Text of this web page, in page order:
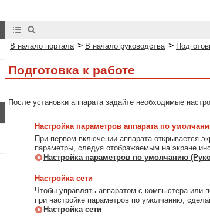
В начало портала > В начало руководства >
Подготовка к работе
После установки аппарата задайте необходимые
Настройка параметров аппарата по
При первом включении аппарата открывается
параметры, следуя отображаемым на экране
Настройка параметров по умолчанию
Настройка сети
Чтобы управлять аппаратом с компьютера или
при настройке параметров по умолчанию,
Настройка сети